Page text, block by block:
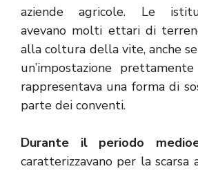
aziende agricole. Le
avevano molti ettari di
alla coltura della vite, anche
un’impostazione
rappresentava una forma di
parte dei conventi.
Durante il periodo
caratterizzavano per la scarsa